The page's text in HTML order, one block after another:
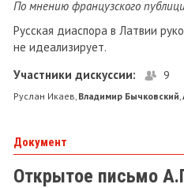
По мнению французского
Русская диаспора в Латвии
не идеализирует.
Участники дискуссии:
9
Руслан Икаев, Владимир Бычковский,
Документ
Открытое письмо